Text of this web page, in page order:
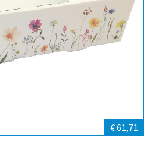
€ 61,71